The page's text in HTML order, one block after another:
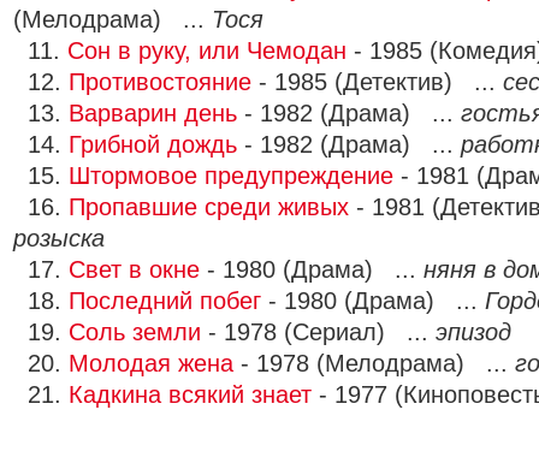
(Мелодрама) ... Тося
11. Сон в руку, или Чемодан - 1985
12. Противостояние - 1985 (Детектив) ...
13. Варварин день - 1982 (Драма) ...
14. Грибной дождь - 1982 (Драма) ...
15. Штормовое предупреждение - 1981
16. Пропавшие среди живых - 1981
розыска
17. Свет в окне - 1980 (Драма) ... няня в
18. Последний побег - 1980 (Драма) ...
19. Соль земли - 1978 (Сериал) ... эпизод
20. Молодая жена - 1978 (Мелодрама) ...
21. Кадкина всякий знает - 1977